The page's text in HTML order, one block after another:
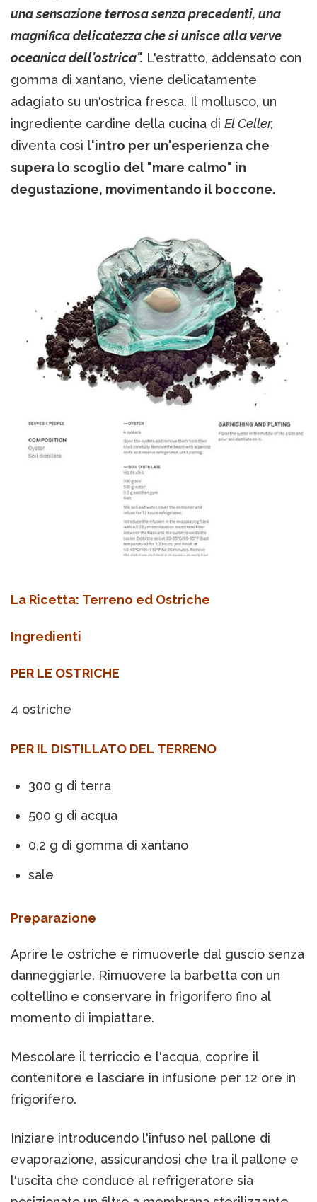
una sensazione terrosa senza precedenti, una
magnifica delicatezza che si unisce alla verve
oceanica dell'ostrica". L'estratto, addensato con
gomma di xantano, viene delicatamente
adagiato su un'ostrica fresca. Il mollusco, un
ingrediente cardine della cucina di El Celler,
diventa così l'intro per un'esperienza che
supera lo scoglio del "mare calmo" in
degustazione, movimentando il boccone.
La Ricetta: Terreno ed Ostriche
Ingredienti
PER LE OSTRICHE
4 ostriche
PER IL DISTILLATO DEL TERRENO
300 g di terra
500 g di acqua
0,2 g di gomma di xantano
sale
Preparazione
Aprire le ostriche e rimuoverle dal guscio senza
danneggiarle. Rimuovere la barbetta con un
coltellino e conservare in frigorifero fino al
momento di impiattare.
Mescolare il terriccio e l'acqua, coprire il
contenitore e lasciare in infusione per 12 ore in
frigorifero.
Iniziare introducendo l'infuso nel pallone di
evaporazione, assicurandosi che tra il pallone e
l'uscita che conduce al refrigeratore sia